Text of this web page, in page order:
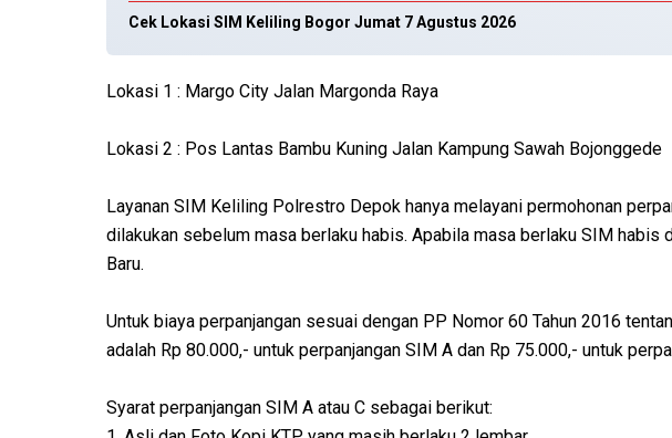
Cek Lokasi SIM Keliling Bogor Jumat 7 Agustus 2026
Lokasi 1 : Margo City Jalan Margonda Raya
Lokasi 2 : Pos Lantas Bambu Kuning Jalan Kampung Sawah Bojonggede
Layanan SIM Keliling Polrestro Depok hanya melayani permohonan
dilakukan sebelum masa berlaku habis. Apabila masa berlaku SIM habis
Baru.
Untuk biaya perpanjangan sesuai dengan PP Nomor 60 Tahun 2016
adalah Rp 80.000,- untuk perpanjangan SIM A dan Rp 75.000,- untuk
Syarat perpanjangan SIM A atau C sebagai berikut: